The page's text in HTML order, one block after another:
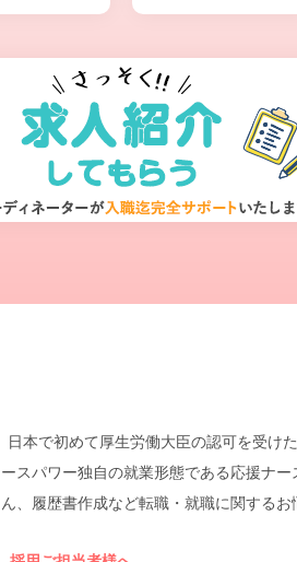
日本で初めて厚生労働大臣の認可を受
スパワー独自の就業形態である応援ナ
、履歴書作成など転職・就職に関するお